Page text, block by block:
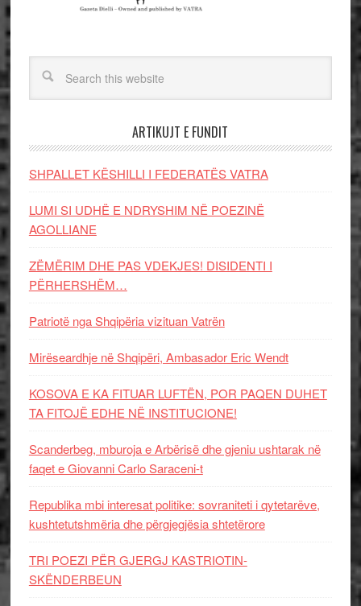
ARTIKUJT E FUNDIT
SHPALLET KËSHILLI I FEDERATËS VATRA
LUMI SI UDHË E NDRYSHIM NË POEZINË
AGOLLIANE
ZËMËRIM DHE PAS VDEKJES! DISIDENTI I
PËRHERSHËM…
Patriotë nga Shqipëria vizituan Vatrën
Mirëseardhje në Shqipëri, Ambasador Eric Wendt
KOSOVA E KA FITUAR LUFTËN, POR PAQEN DUHET
TA FITOJË EDHE NË INSTITUCIONE!
Scanderbeg, mburoja e Arbërisë dhe gjeniu ushtarak në
faqet e Giovanni Carlo Saraceni-t
Republika mbi interesat politike: sovraniteti i qytetarëve,
kushtetutshmëria dhe përgjegjësia shtetërore
TRI POEZI PËR GJERGJ KASTRIOTIN-
SKËNDERBEUN